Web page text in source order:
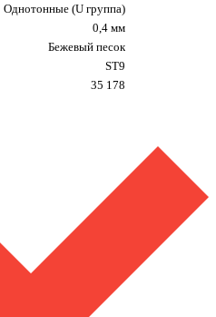
Однотонные (U группа)
0,4 мм
Бежевый песок
ST9
35 178